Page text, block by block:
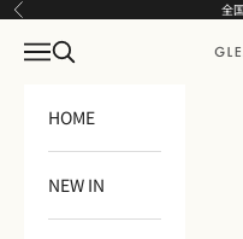
コンテンツへスキップ
前へ 全
メニュー
検索
HOME
NEW IN